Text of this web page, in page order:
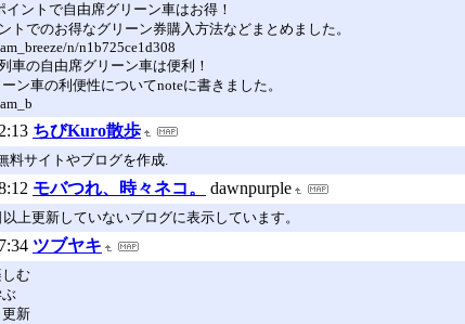
イントで自由席グリーン車はお得！
トでのお得なグリーン券購入方法などまとめました。
n/n1b725ce1d308
車の自由席グリーン車は便利！
ン車の利便性についてnoteに書きました。
ちびKuro散歩
料サイトやブログを作成.
モバつれ、時々ネコ。 dawnpurple
上更新していないブログに表示しています。
ツブヤキ
む
新